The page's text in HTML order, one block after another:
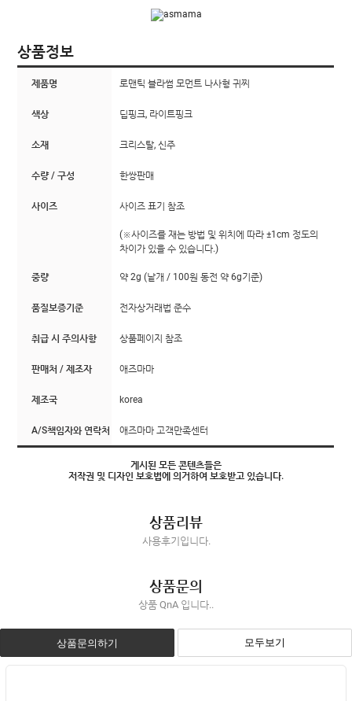
상품정보
제품명 로맨틱 블라썸 모먼트 나사형 귀찌
색상 딥핑크, 라이트핑크
소재 크리스탈, 신주
수량 / 구성 한쌍판매
사이즈 사이즈 표기 참조
(※사이즈를 재는 방법 및 위치에 따라 ±1cm 정도의
차이가 있을 수 있습니다.)
중량 약 2g (낱개 / 100원 동전 약 6g기준)
품질보증기준 전자상거래법 준수
취급 시 주의사항 상품페이지 참조
판매처 / 제조자 애즈마마
제조국 korea
A/S책임자와 연락처 애즈마마 고객만족센터
게시된 모든 콘텐츠들은
저작권 및 디자인 보호법에 의거하여 보호받고 있습니다.
상품리뷰
사용후기입니다.
상품문의
상품 QnA 입니다..
상품문의하기 모두보기